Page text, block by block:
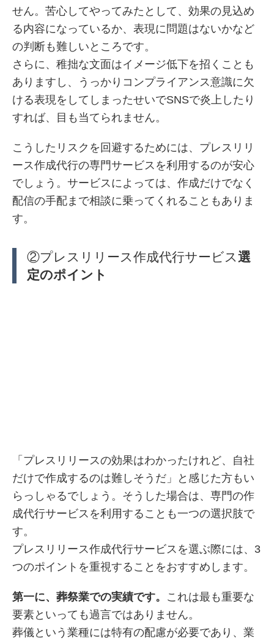
せん。苦心してやってみたとして、効果の見込め
る内容になっているか、表現に問題はないかなど
の判断も難しいところです。
さらに、稚拙な文面はイメージ低下を招くことも
ありますし、うっかりコンプライアンス意識に欠
ける表現をしてしまったせいでSNSで炎上したり
すれば、目も当てられません。
こうしたリスクを回避するためには、プレスリリ
ース作成代行の専門サービスを利用するのが安心
でしょう。サービスによっては、作成だけでなく
配信の手配まで相談に乗ってくれることもありま
す。
②プレスリリース作成代行サービス選
定のポイント
「プレスリリースの効果はわかったけれど、自社
だけで作成するのは難しそうだ」と感じた方もい
らっしゃるでしょう。そうした場合は、専門の作
成代行サービスを利用することも一つの選択肢で
す。
プレスリリース作成代行サービスを選ぶ際には、3
つのポイントを重視することをおすすめします。
第一に、葬祭業での実績です。 これは最も重要な
要素といっても過言ではありません。
葬儀という業種には特有の配慮が必要であり、業